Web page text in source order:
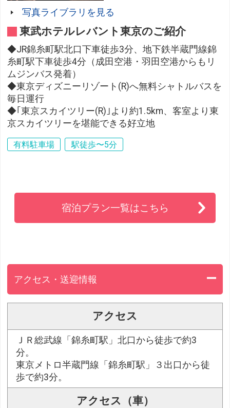
写真ライブラリを見る
東武ホテルレバント東京のご紹介
◆JR錦糸町駅北口下車徒歩3分、地下鉄半蔵門線錦
糸町駅下車徒歩4分（成田空港・羽田空港からもリ
ムジンバス発着）
◆東京ディズニーリゾート(R)へ無料シャトルバスを
毎日運行
◆｢東京スカイツリー(R)｣より約1.5km、客室より東
京スカイツリーを堪能できる好立地
有料駐車場 駅徒歩〜5分
宿泊プラン一覧はこちら
アクセス・送迎情報
アクセス
ＪＲ総武線「錦糸町駅」北口から徒歩で約3
分。
東京メトロ半蔵門線「錦糸町駅」３出口から徒
歩で約3分。
アクセス（車）